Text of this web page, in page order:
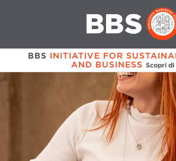
BBS INITIATIVE FOR
AND BUSINESS Scopri